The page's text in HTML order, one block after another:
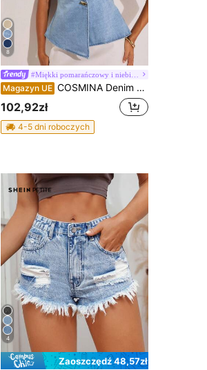
8
Magazyn UE COSMINA Denim Damska modna dżinsowa bluzka z jednym guzikiem i rękawami nietoperz, letnia
102,92zł
4-5 dni roboczych
4
Zaoszczędź 48,57zł